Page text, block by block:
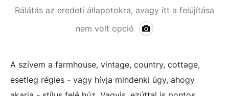
Rálátás az eredeti állapotokra, avagy itt a felújítása
nem volt opció
A szívem a farmhouse, vintage, country, cottage,
esetleg régies - vagy hívja mindenki úgy, ahogy